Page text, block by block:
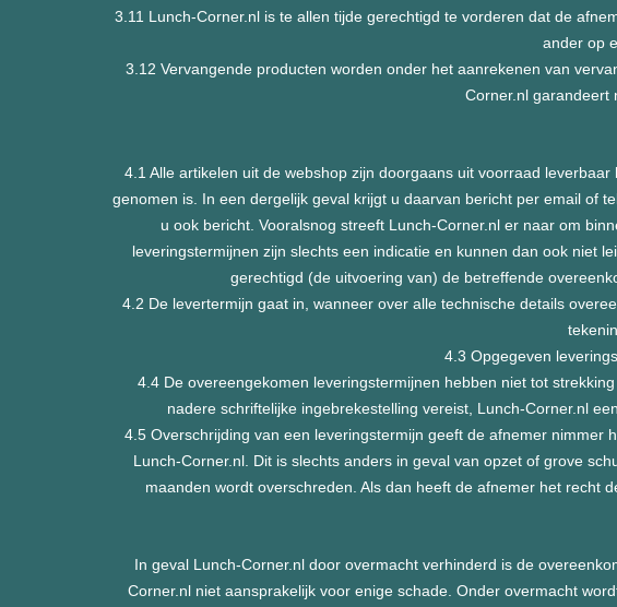
3.11 Lunch-Corner.nl is te allen tijde gerechtigd te vorderen dat de
ander op
3.12 Vervangende producten worden onder het aanrekenen van
Corner.nl garandeert
4.1 Alle artikelen uit de webshop zijn doorgaans uit voorraad
genomen is. In een dergelijk geval krijgt u daarvan bericht per email of
u ook bericht. Vooralsnog streeft Lunch-Corner.nl er naar om
leveringstermijnen zijn slechts een indicatie en kunnen dan ook niet
gerechtigd (de uitvoering van) de betreffende
4.2 De levertermijn gaat in, wanneer over alle technische details
4.3 Opgegeven
4.4 De overeengekomen leveringstermijnen hebben niet tot
nadere schriftelijke ingebrekestelling vereist, Lunch-Corner.nl
4.5 Overschrijding van een leveringstermijn geeft de afnemer
Lunch-Corner.nl. Dit is slechts anders in geval van opzet of grove
maanden wordt overschreden. Als dan heeft de afnemer het recht
In geval Lunch-Corner.nl door overmacht verhinderd is de
Corner.nl niet aansprakelijk voor enige schade. Onder overmacht